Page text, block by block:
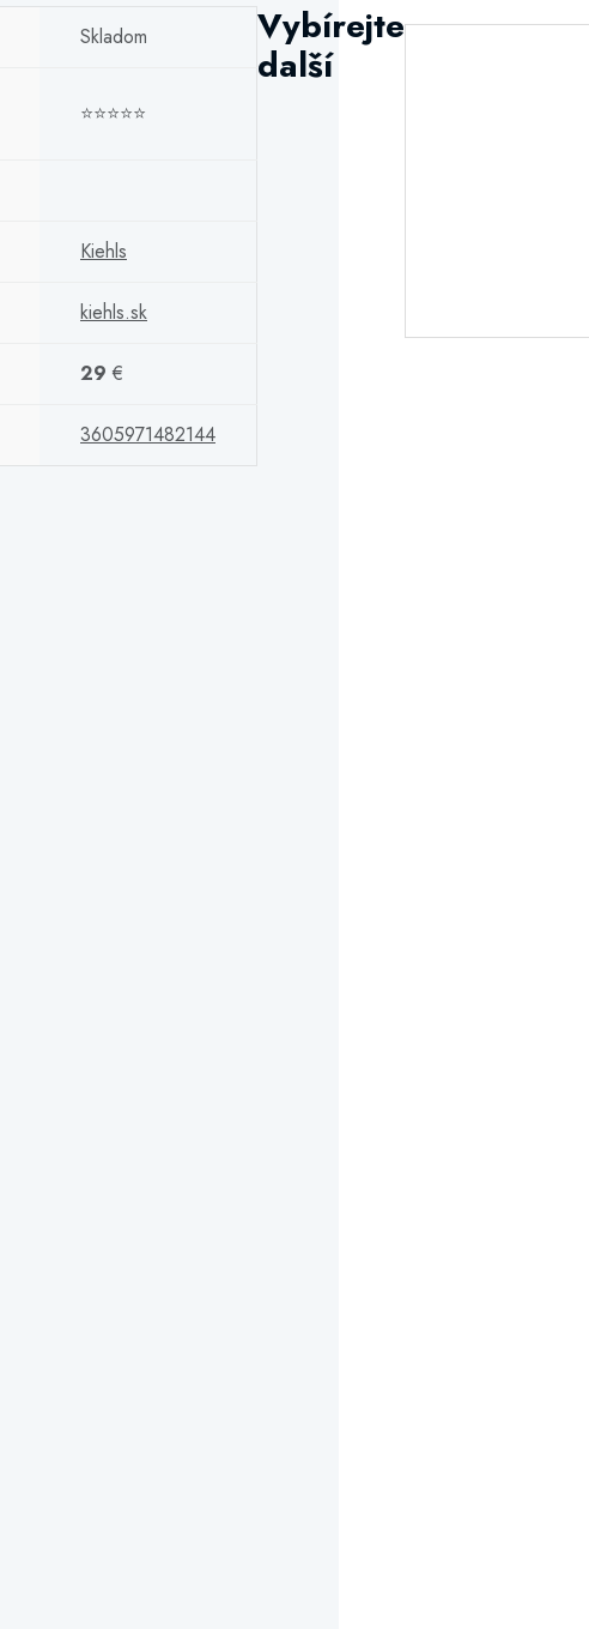
Skladom
⭐⭐⭐⭐⭐
Kiehls
kiehls.sk
29 €
3605971482144
Vybírejte
další